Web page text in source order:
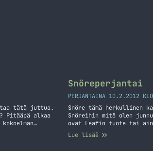
tätä juttua.
alkaa
Myyn
se tulee
Snöreperjantai
PERJANTAINA 10.2.2012
Snöre tämä herkullinen
Snöreihin mitä olen
ovat Leafin tuote tai
kaupan hyllyltä näitä
muuhun, en tosin tiedä
Lue lisää